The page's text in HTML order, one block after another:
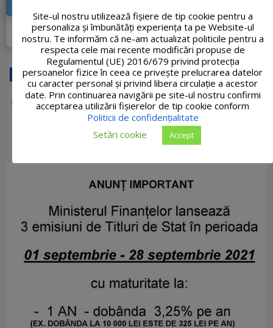
DETALII PROIECT
Site-ul nostru utilizează fişiere de tip cookie pentru a
personaliza și îmbunătăți experiența ta pe Website-ul
nostru. Te informăm că ne-am actualizat politicile pentru a
respecta cele mai recente modificări propuse de
Regulamentul (UE) 2016/679 privind protecția
persoanelor fizice în ceea ce privește prelucrarea datelor
cu caracter personal și privind libera circulație a acestor
date. Prin continuarea navigării pe site-ul nostru confirmi
acceptarea utilizării fişierelor de tip cookie conform
Politicii de confidențialitate
Setări cookie
Accept